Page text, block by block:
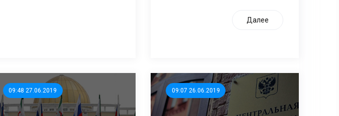
Далее
09:48 27.06.2019 09:07 26.06.2019